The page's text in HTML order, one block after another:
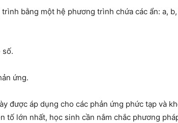
bằng một hệ phương trình chứa các ẩn: a, b,
số.
ứng.
được áp dụng cho các phản ứng phức tạp và
tố lớn nhất, học sinh cần nắm chắc phương